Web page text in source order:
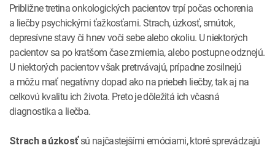
Približne tretina onkologických pacientov trpí počas ochorenia
a liečby psychickými ťažkosťami. Strach, úzkosť, smútok,
depresívne stavy či hnev voči sebe alebo okoliu. U niektorých
pacientov sa po kratšom čase zmiernia, alebo postupne odznejú.
U niektorých pacientov však pretrvávajú, prípadne zosilnejú
a môžu mať negatívny dopad ako na priebeh liečby, tak aj na
celkovú kvalitu ich života. Preto je dôležitá ich včasná
diagnostika a liečba.
Strach a úzkosťsú najčastejšími emóciami, ktoré sprevádzajú